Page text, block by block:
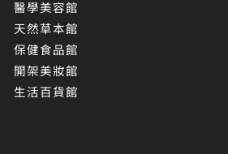
醫學美容館
天然草本館
保健食品館
開架美妝館
生活百貨館